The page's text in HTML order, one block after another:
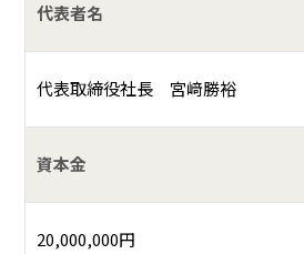
代表者名
代表取締役社長 宮﨑勝裕
資本金
20,000,000円